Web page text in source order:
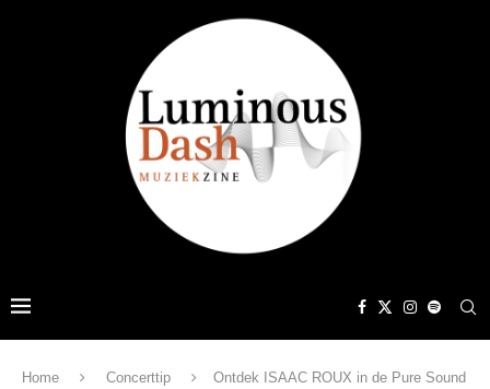
Home Concerttip
Ontdek ISAAC ROUX in de Pure Sound